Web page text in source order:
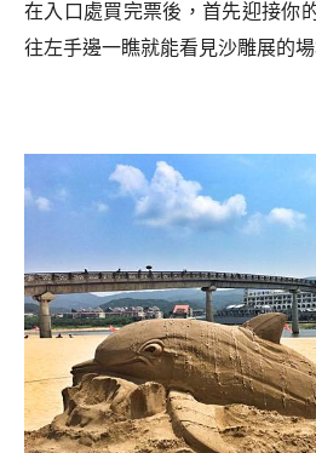
在入口處買完票後，首先迎接你
往左手邊一瞧就能看見沙雕展的場